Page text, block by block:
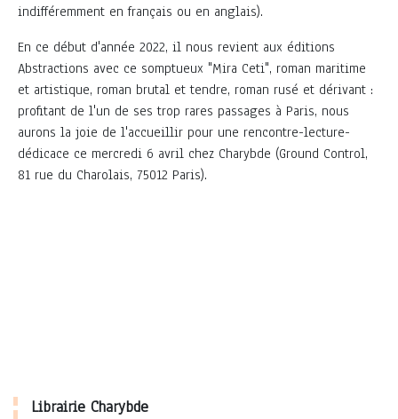
indifféremment en français ou en anglais).
En ce début d'année 2022, il nous revient aux éditions
Abstractions avec ce somptueux "Mira Ceti", roman maritime
et artistique, roman brutal et tendre, roman rusé et dérivant :
profitant de l'un de ses trop rares passages à Paris, nous
aurons la joie de l'accueillir pour une rencontre-lecture-
dédicace ce mercredi 6 avril chez Charybde (Ground Control,
81 rue du Charolais, 75012 Paris).
Librairie Charybde